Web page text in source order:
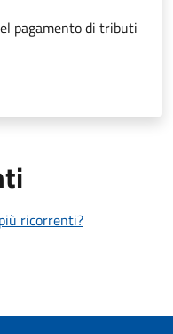
pagamento di tributi
ricorrenti?